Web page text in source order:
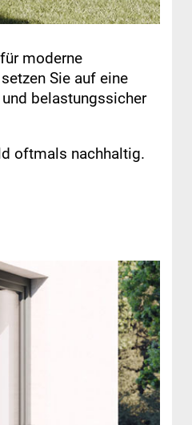
moderne
Sie auf eine
belastungssicher
oftmals nachhaltig.